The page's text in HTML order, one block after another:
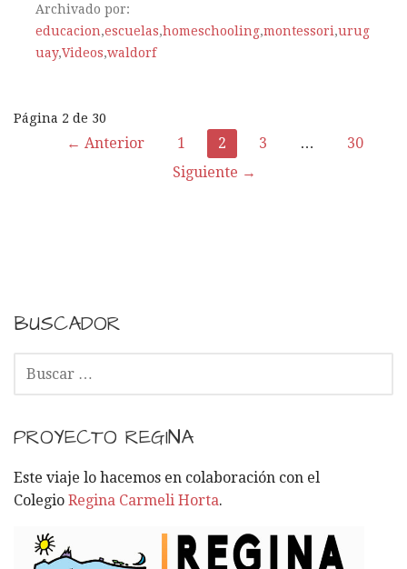
Archivado por:
educacion,escuelas,homeschooling,montessori,urug
uay,Videos,waldorf
g
c
i
ó
n
Página 2 de 30
← Anterior 1 2 3 …
30
Siguiente →
BUSCADOR
C
A
R
:
PROYECTO REGINA
Este viaje lo hacemos en colaboración con el
Colegio Regina Carmeli Horta.